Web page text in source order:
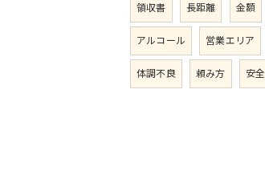
領収書 長距離 金額
アルコール 営業エリア
体調不良 頼み方 安全